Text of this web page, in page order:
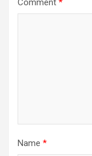
Comment *
Name *